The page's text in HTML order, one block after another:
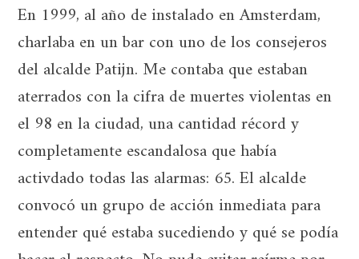
En 1999, al año de instalado en Amsterdam,
charlaba en un bar con uno de los consejeros
del alcalde Patijn. Me contaba que estaban
aterrados con la cifra de muertes violentas en
el 98 en la ciudad, una cantidad récord y
completamente escandalosa que había
activdado todas las alarmas: 65. El alcalde
convocó un grupo de acción inmediata para
entender qué estaba sucediendo y qué se podía